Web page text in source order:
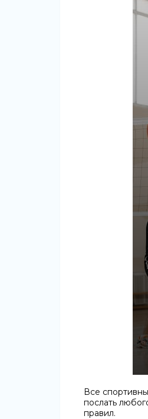
Все
послать
правил.